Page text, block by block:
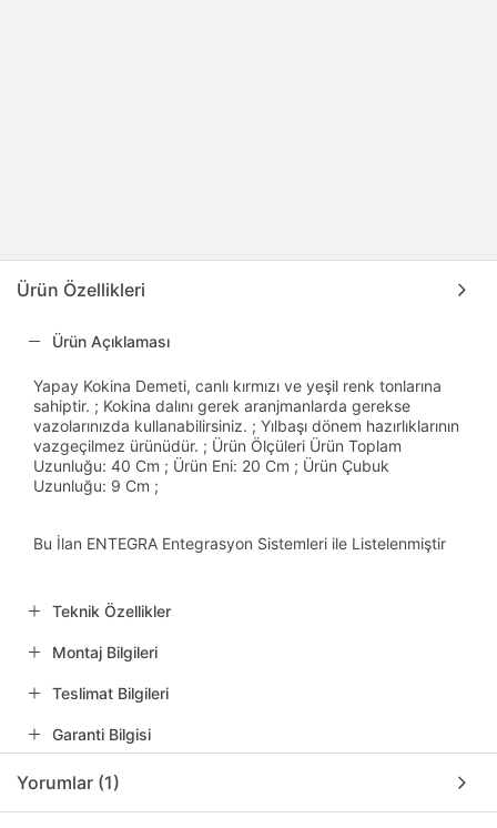
Ürün Özellikleri
Ürün Açıklaması
Yapay Kokina Demeti, canlı kırmızı ve yeşil renk tonlarına
sahiptir. ; Kokina dalını gerek aranjmanlarda gerekse
vazolarınızda kullanabilirsiniz. ; Yılbaşı dönem hazırlıklarının
vazgeçilmez ürünüdür. ; Ürün Ölçüleri Ürün Toplam
Uzunluğu: 40 Cm ; Ürün Eni: 20 Cm ; Ürün Çubuk
Uzunluğu: 9 Cm ;
Bu İlan ENTEGRA Entegrasyon Sistemleri ile Listelenmiştir
Teknik Özellikler
Montaj Bilgileri
Teslimat Bilgileri
Garanti Bilgisi
Yorumlar (1)